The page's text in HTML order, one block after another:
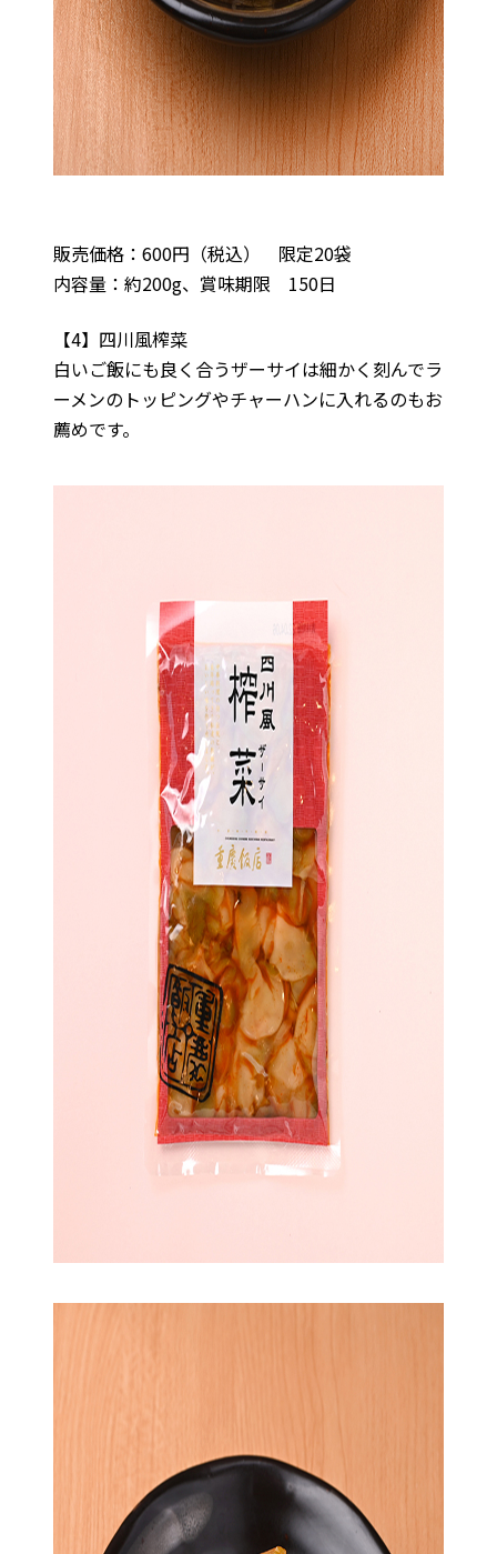
販売価格：600円（税込） 限定20袋
内容量：約200g、賞味期限 150日
【4】四川風榨菜
白いご飯にも良く合うザーサイは細かく刻んでラ
ーメンのトッピングやチャーハンに入れるのもお
薦めです。